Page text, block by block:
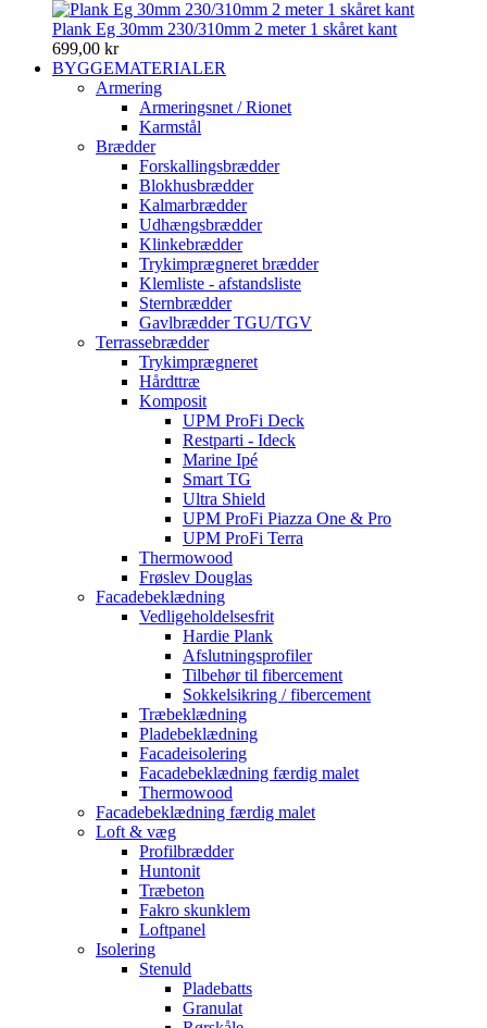
Plank Eg 30mm 230/310mm 2 meter 1 skåret kant
699,00 kr
BYGGEMATERIALER
Armering
Armeringsnet / Rionet
Karmstål
Brædder
Forskallingsbrædder
Blokhusbrædder
Kalmarbrædder
Udhængsbrædder
Klinkebrædder
Trykimprægneret brædder
Klemliste - afstandsliste
Sternbrædder
Gavlbrædder TGU/TGV
Terrassebrædder
Trykimprægneret
Hårdttræ
Komposit
UPM ProFi Deck
Restparti - Ideck
Marine Ipé
Smart TG
Ultra Shield
UPM ProFi Piazza One & Pro
UPM ProFi Terra
Thermowood
Frøslev Douglas
Facadebeklædning
Vedligeholdelsesfrit
Hardie Plank
Afslutningsprofiler
Tilbehør til fibercement
Sokkelsikring / fibercement
Træbeklædning
Pladebeklædning
Facadeisolering
Facadebeklædning færdig malet
Thermowood
Facadebeklædning færdig malet
Loft & væg
Profilbrædder
Huntonit
Træbeton
Fakro skunklem
Loftpanel
Isolering
Stenuld
Pladebatts
Granulat